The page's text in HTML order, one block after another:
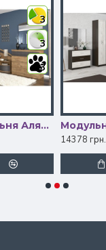
3
3
3
Модульна спальня Аляска Мебель Сервіс
14378 грн.